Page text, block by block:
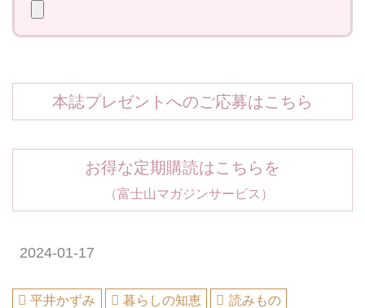
本誌プレゼントへのご応募はこちら
お得な定期購読はこちらを
（富士山マガジンサービス）
2024-01-17
平井かずみ 暮らしの知恵
読みもの